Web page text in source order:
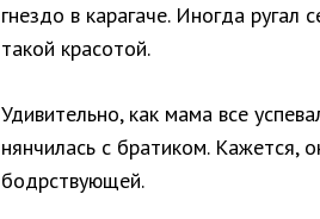
гнездо в карагаче. Иногда
такой красотой.
Удивительно, как мама все
нянчилась с братиком. Кажется,
бодрствующей.